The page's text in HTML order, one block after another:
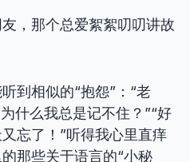
，那个总爱絮絮叨叨讲故
到相似的“抱怨”：“老
什么我总是记不住？”“好
忘了！”听得我心里直痒
那些关于语言的“小秘